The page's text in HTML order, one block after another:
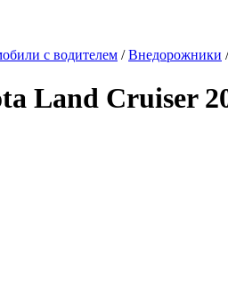
с водителем /Внедорожники
Land Cruiser